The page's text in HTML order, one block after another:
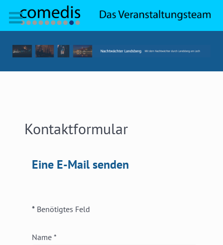
Kontaktformular
Eine E-Mail senden
* Benötigtes Feld
Name *